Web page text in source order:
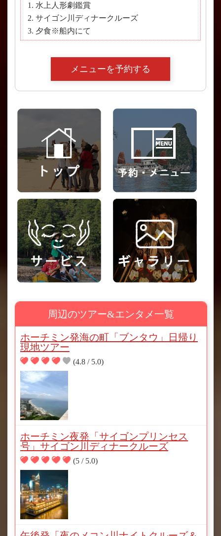
水上人形劇鑑賞
サイゴン川ディナークルーズ
夕食※船内にて
メニューを予約する
周辺のツアー&エンタメ一覧
ホーチミン発海の町「ブンタウ」日帰り
現地ツアー
(4.8 / 5.0)
ホーチミン夜発「サイゴンプリンセス
号」サイゴン川ディナークルーズ
(5 / 5.0)